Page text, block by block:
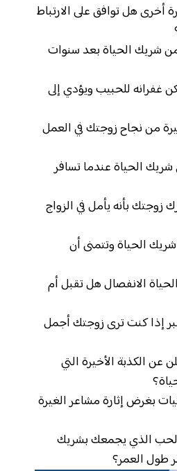
أخرى هل توافق على الارتباط
شريك الحياة بعد سنوات
غفرانه للحبيب ويؤدي إلى
من نجاح زوجتك في العمل
الحياة عندما تسافر
زوجتك بأنه يأمل في الزواج
الحياة وتتمنى أن
الانفصال هل تقبل أم
إذا كنت ترى زوجتك أجمل
عن الكذبة الأخيرة التي
بغرض إثارة مشاعر الغيرة
الذي يجمعك بشريك
طول العمر؟